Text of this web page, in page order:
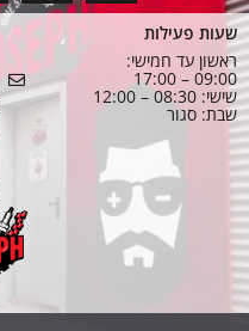
שעות פעילות
ראשון עד חמישי:
09:00 – 17:00
שישי: 08:30 – 12:00
שבת: סגור